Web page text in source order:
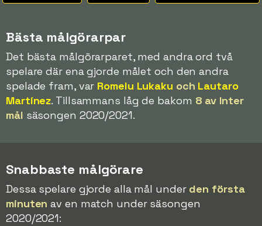
Bästa målgörarpar
Det bästa målgörarparet, med andra ord två
spelare där ena gjorde målet och den andra
spelade fram, var Romelu Lukaku och Lautaro
Martínez. Tillsammans låg de bakom 8 av Inter
mål säsongen 2020/2021.
Snabbaste målgörare
Dessa spelare gjorde alla mål under den första
minuten av en match under säsongen
2020/2021: